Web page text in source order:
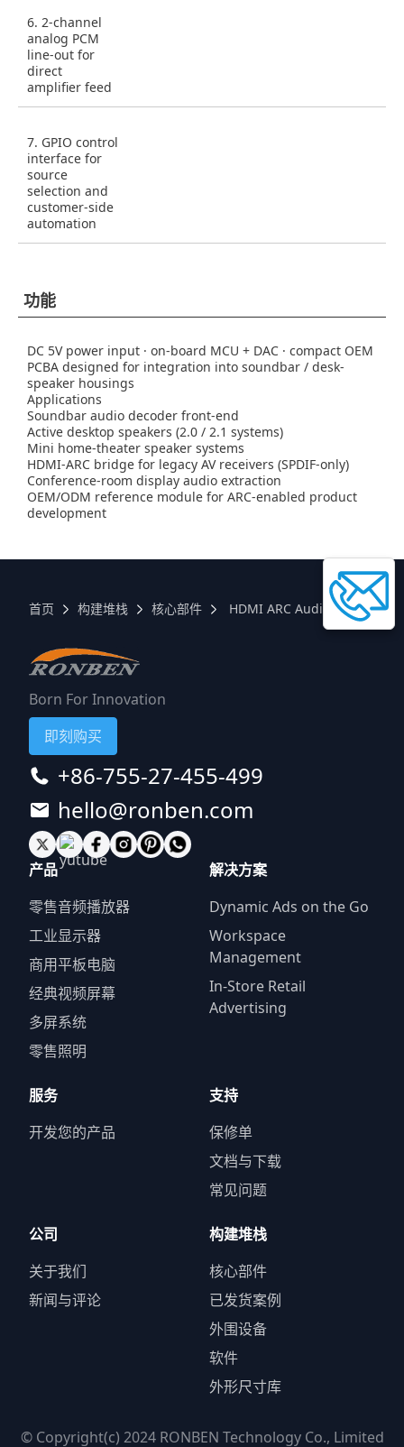
6. 2-channel
analog PCM
line-out for
direct
amplifier feed
7. GPIO control
interface for
source
selection and
customer-side
automation
功能
DC 5V power input · on-board MCU + DAC · compact OEM
PCBA designed for integration into soundbar / desk-
speaker housings
Applications
Soundbar audio decoder front-end
Active desktop speakers (2.0 / 2.1 systems)
Mini home-theater speaker systems
HDMI-ARC bridge for legacy AV receivers (SPDIF-only)
Conference-room display audio extraction
OEM/ODM reference module for ARC-enabled product
development
首页 构建堆栈 核心部件 HDMI ARC Audio Decoder
Born For Innovation
即刻购买
+86-755-27-455-499
hello@ronben.com
产品
零售音频播放器
工业显示器
商用平板电脑
经典视频屏幕
多屏系统
零售照明
解决方案
Dynamic Ads on the Go
Workspace
Management
In-Store Retail
Advertising
服务
开发您的产品
支持
保修单
文档与下载
常见问题
公司
关于我们
新闻与评论
构建堆栈
核心部件
已发货案例
外围设备
软件
外形尺寸库
© Copyright(c) 2024 RONBEN Technology Co., Limited